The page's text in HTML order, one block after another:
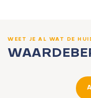
WEET JE AL WAT DE